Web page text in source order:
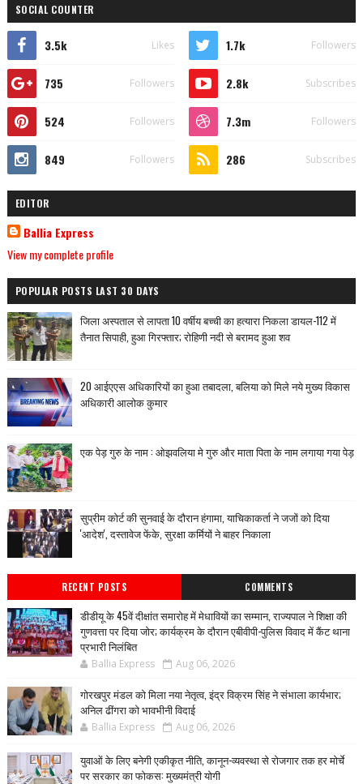
SOCIAL COUNTER
3.5k Likes 1.7k Followers
735 Followers 2.8k Subscribes
524 Followers 7.3m Followers
849 Followers 286 Subscribes
EDITOR
Ballia Express
View my complete profile
POPULAR POSTS LAST 30 DAYS
जिला अस्पताल से लापता 10 वर्षीय बच्ची का हत्यारा निकला डायल-112 में
तैनात सिपाही, हुआ गिरफ्तार; रोहिणी नदी से बरामद हुआ शव
20 आईएएस अधिकारियों का हुआ तबादला, बलिया को मिले नये मुख्य विकास
अधिकारी आलोक कुमार
एक पेड़ गुरु के नाम : ओझवलिया मे गुरु और माता पिता के नाम लगाया गया पेड़
सुप्रीम कोर्ट की सुनवाई के दौरान हंगामा, याचिकाकर्ता ने जजों को दिया
'आदेश', दस्तावेज फेंके, सुरक्षा कर्मियों ने बाहर निकाला
RECENT POSTS COMMENTS
डीडीयू के 45वें दीक्षांत समारोह में मेधावियों का सम्मान, राज्यपाल ने शिक्षा की
गुणवत्ता पर दिया जोर; कार्यक्रम के दौरान एबीवीपी-पुलिस विवाद में कैंट थाना
प्रभारी निलंबित
Ballia Express Aug 06, 2026
गोरखपुर मंडल को मिला नया नेतृत्व, इंद्र विक्रम सिंह ने संभाला कार्यभार;
अनिल ढींगरा को भावभीनी विदाई
Ballia Express Aug 06, 2026
युवाओं के लिए बनेगी एकीकृत नीति, कानून-व्यवस्था से रोजगार तक हर मोर्चे
पर सरकार का फोकस: मुख्यमंत्री योगी